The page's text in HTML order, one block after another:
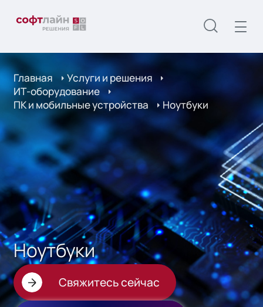
Главная
Услуги и решения
ИТ-оборудование
ПК и мобильные устройства
Ноутбуки
Ноутбуки
Свяжитесь сейчас